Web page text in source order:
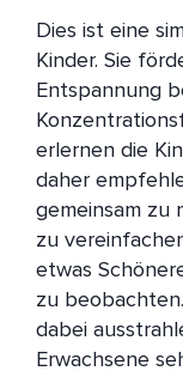
Dies ist eine
Kinder. Sie
Entspannung
erlernen die
daher
gemeinsam zu
zu
etwas
zu
dabei
Erwachsene